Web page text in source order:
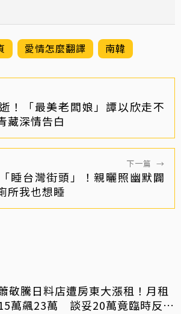
愛情怎麼翻譯 南韓
！「最美老闆娘」譚以欣走不
深情告白
下一篇 →
睡台灣街頭」！親曬照幽默闢
所我也想睡
敬騰日料店遭房東大漲租！月租
萬飆23萬 談妥20萬竟臨時反悔